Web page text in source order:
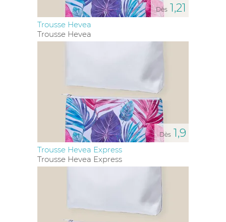
Dès 1,21
Trousse Hevea
Trousse Hevea
Dès 1,9
Trousse Hevea Express
Trousse Hevea Express